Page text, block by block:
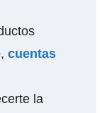
, cuentas
la